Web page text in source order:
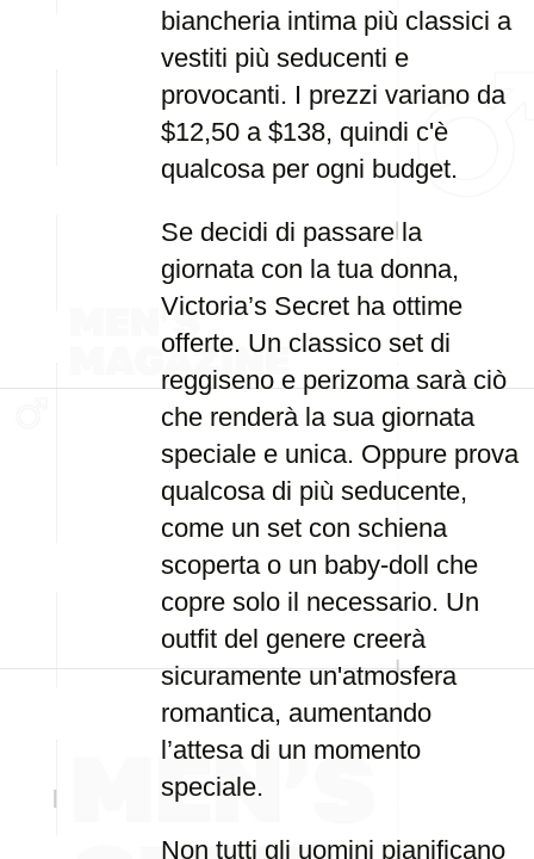
biancheria intima più classici a
vestiti più seducenti e
provocanti. I prezzi variano da
$12,50 a $138, quindi c'è
qualcosa per ogni budget.
Se decidi di passare la
giornata con la tua donna,
Victoria’s Secret ha ottime
offerte. Un classico set di
reggiseno e perizoma sarà ciò
che renderà la sua giornata
speciale e unica. Oppure prova
qualcosa di più seducente,
come un set con schiena
scoperta o un baby-doll che
copre solo il necessario. Un
outfit del genere creerà
sicuramente un'atmosfera
romantica, aumentando
l’attesa di un momento
speciale.
Non tutti gli uomini pianificano